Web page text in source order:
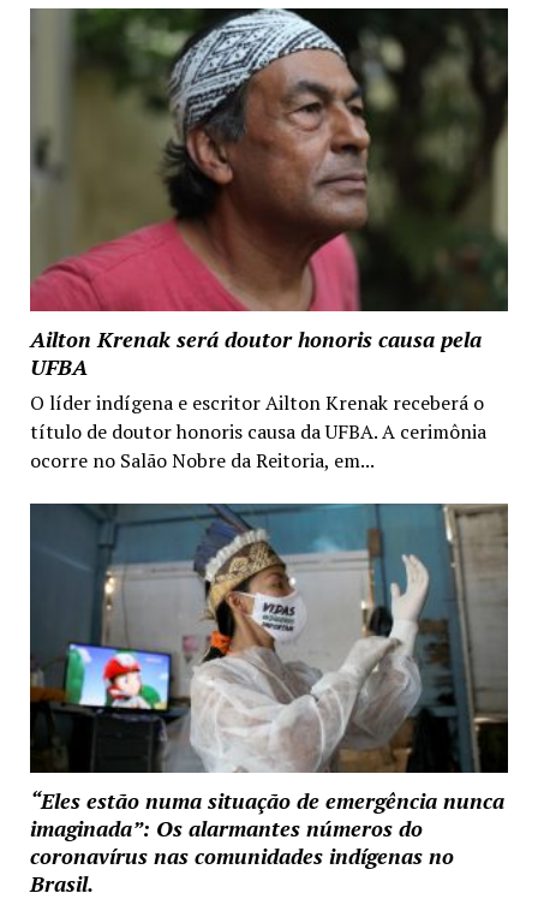
Ailton Krenak será doutor honoris causa pela
UFBA
O líder indígena e escritor Ailton Krenak receberá o
título de doutor honoris causa da UFBA. A cerimônia
ocorre no Salão Nobre da Reitoria, em...
“Eles estão numa situação de emergência nunca
imaginada”: Os alarmantes números do
coronavírus nas comunidades indígenas no
Brasil.